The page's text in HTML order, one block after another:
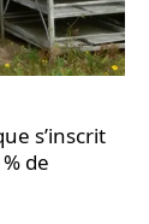
s’inscrit
de